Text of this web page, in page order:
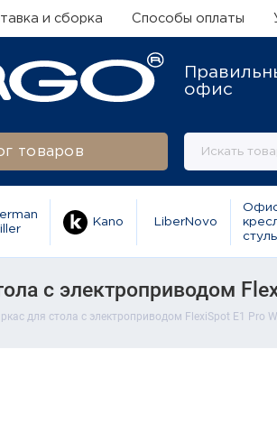
и сборка Способы оплаты
офис
товаров
Kano LiberNovo
с электроприводом
для стола с электроприводом FlexiSpot E1 Pro